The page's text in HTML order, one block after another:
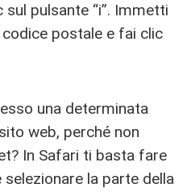
pulsante “i”. Immetti
postale e fai clic
una determinata
web, perché non
In Safari ti basta fare
selezionare la parte della